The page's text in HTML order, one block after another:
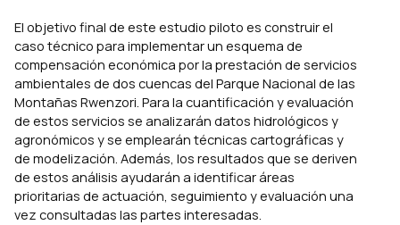
El objetivo final de este estudio piloto es construir el
caso técnico para implementar un esquema de
compensación económica por la prestación de servicios
ambientales de dos cuencas del Parque Nacional de las
Montañas Rwenzori. Para la cuantificación y evaluación
de estos servicios se analizarán datos hidrológicos y
agronómicos y se emplearán técnicas cartográficas y
de modelización. Además, los resultados que se deriven
de estos análisis ayudarán a identificar áreas
prioritarias de actuación, seguimiento y evaluación una
vez consultadas las partes interesadas.